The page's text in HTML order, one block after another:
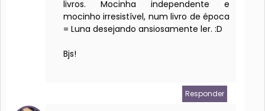
livros. Mocinha independente e
mocinho irresistível, num livro de época
= Luna desejando ansiosamente ler. :D
Bjs!
Responder